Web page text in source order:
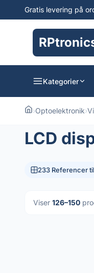
Gratis levering på
Kategorier
›Optoelektronik›
LCD
233 Referencer
Viser 126–150